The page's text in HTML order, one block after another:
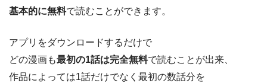
基本的に無料で読むことができます。
アプリをダウンロードするだけで
どの漫画も最初の1話は完全無料で読むことが出来、
作品によっては1話だけでなく最初の数話分を